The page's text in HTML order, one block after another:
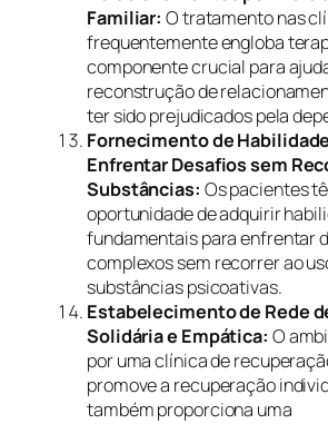
Familiar: O tratamento nas
frequentemente engloba
componente crucial para
reconstrução de
ter sido prejudicados pela
Fornecimento de
Enfrentar Desafios sem
Substâncias: Os pacientes
oportunidade de adquirir
fundamentais para enfrentar
complexos sem recorrer ao
substâncias psicoativas.
Estabelecimento de Rede
Solidária e Empática: O
por uma clínica de
promove a recuperação
também proporciona uma